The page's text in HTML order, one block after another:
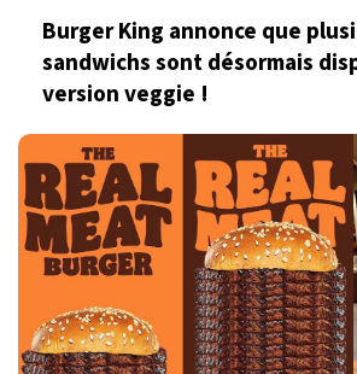
Burger King annonce que
sandwichs sont désormais
version veggie !